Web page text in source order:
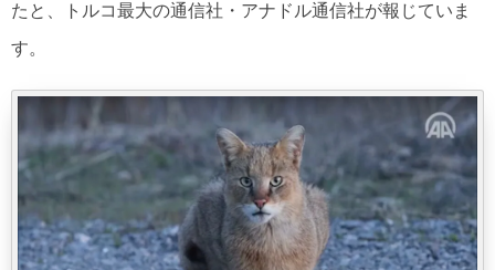
たと、トルコ最大の通信社・アナドル通信社が報じていま
す。